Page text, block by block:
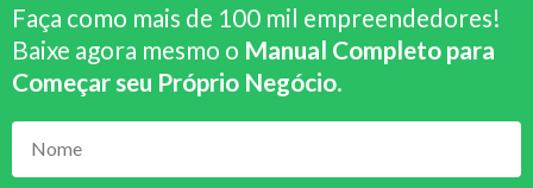
Faça como mais de 100 mil empreendedores!
Baixe agora mesmo o Manual Completo para
Começar seu Próprio Negócio.